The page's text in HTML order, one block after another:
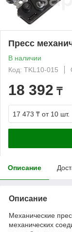
Пресс
В наличии
Код: TKL10-015
18 392 ₸
17 473 ₸ от 10 шт.
Описание
Описание
Механические
механических